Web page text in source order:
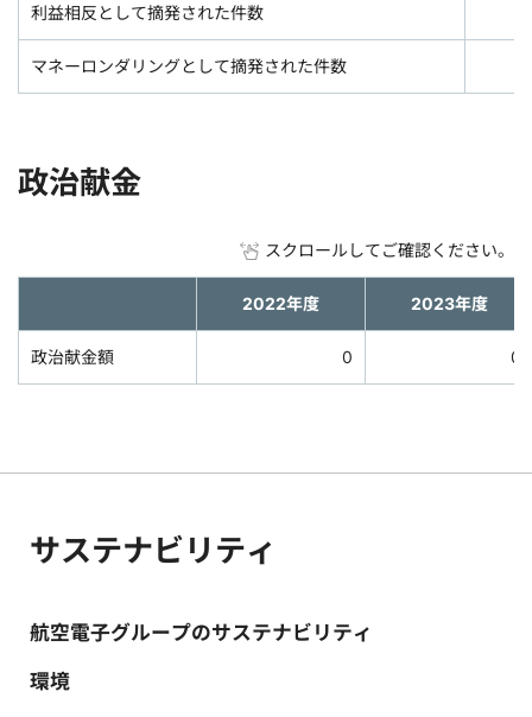
利益相反として摘発された件数
マネーロンダリングとして摘発された件数
政治献金
スクロールしてご確認ください。
2022年度 2023年度
政治献金額 0 0
サステナビリティ
航空電子グループのサステナビリティ
環境